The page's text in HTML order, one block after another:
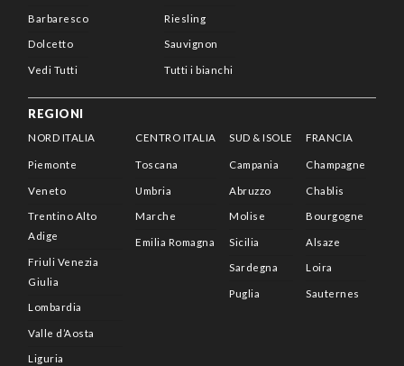
Barbaresco
Dolcetto
Vedi Tutti
Riesling
Sauvignon
Tutti i bianchi
REGIONI
NORD ITALIA
Piemonte
Veneto
Trentino Alto
Adige
Friuli Venezia
Giulia
Lombardia
Valle d’Aosta
Liguria
CENTRO ITALIA
Toscana
Umbria
Marche
Emilia Romagna
SUD & ISOLE
Campania
Abruzzo
Molise
Sicilia
Sardegna
Puglia
FRANCIA
Champagne
Chablis
Bourgogne
Alsaze
Loira
Sauternes